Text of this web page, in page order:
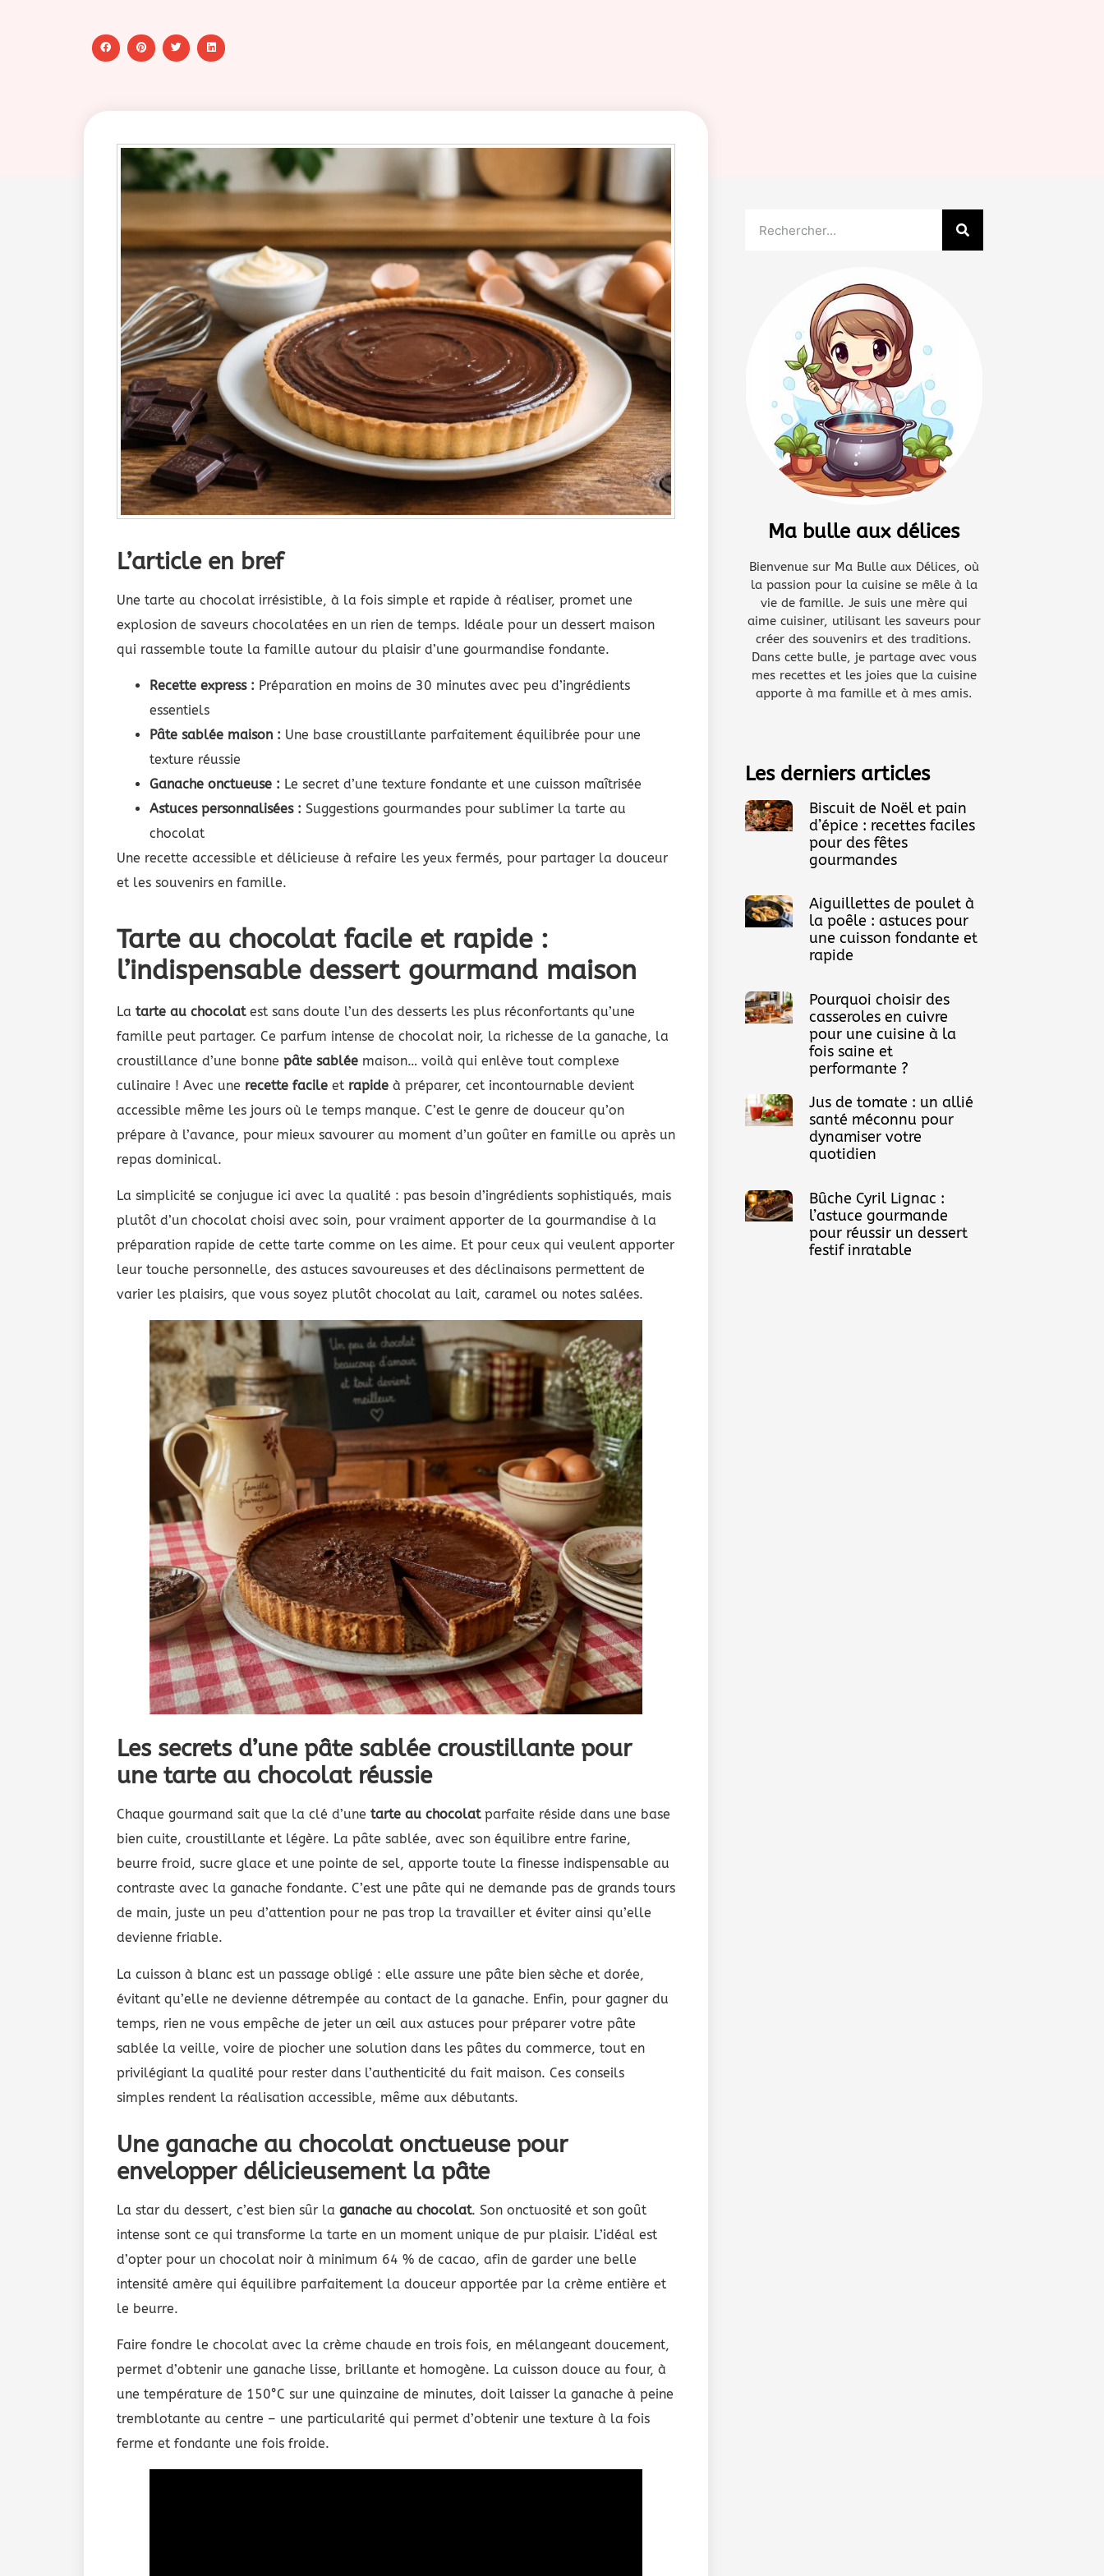
L’article en bref
Une tarte au chocolat irrésistible, à la fois simple et rapide à réaliser, promet une
explosion de saveurs chocolatées en un rien de temps. Idéale pour un dessert maison
qui rassemble toute la famille autour du plaisir d’une gourmandise fondante.
Recette express : Préparation en moins de 30 minutes avec peu d’ingrédients
essentiels
Pâte sablée maison : Une base croustillante parfaitement équilibrée pour une
texture réussie
Ganache onctueuse : Le secret d’une texture fondante et une cuisson maîtrisée
Astuces personnalisées : Suggestions gourmandes pour sublimer la tarte au
chocolat
Une recette accessible et délicieuse à refaire les yeux fermés, pour partager la douceur
et les souvenirs en famille.
Tarte au chocolat facile et rapide :
l’indispensable dessert gourmand maison
La tarte au chocolatest sans doute l’un des desserts les plus réconfortants qu’une
famille peut partager. Ce parfum intense de chocolat noir, la richesse de la ganache, la
croustillance d’une bonne pâte sablée maison… voilà qui enlève tout complexe
culinaire ! Avec une recette facile et rapide à préparer, cet incontournable devient
accessible même les jours où le temps manque. C’est le genre de douceur qu’on
prépare à l’avance, pour mieux savourer au moment d’un goûter en famille ou après un
repas dominical.
La simplicité se conjugue ici avec la qualité : pas besoin d’ingrédients sophistiqués, mais
plutôt d’un chocolat choisi avec soin, pour vraiment apporter de la gourmandise à la
préparation rapide de cette tarte comme on les aime. Et pour ceux qui veulent apporter
leur touche personnelle, des astuces savoureuses et des déclinaisons permettent de
varier les plaisirs, que vous soyez plutôt chocolat au lait, caramel ou notes salées.
Les secrets d’une pâte sablée croustillante pour
une tarte au chocolat réussie
Chaque gourmand sait que la clé d’une tarte au chocolatparfaite réside dans une base
bien cuite, croustillante et légère. La pâte sablée, avec son équilibre entre farine,
beurre froid, sucre glace et une pointe de sel, apporte toute la finesse indispensable au
contraste avec la ganache fondante. C’est une pâte qui ne demande pas de grands tours
de main, juste un peu d’attention pour ne pas trop la travailler et éviter ainsi qu’elle
devienne friable.
La cuisson à blanc est un passage obligé : elle assure une pâte bien sèche et dorée,
évitant qu’elle ne devienne détrempée au contact de la ganache. Enfin, pour gagner du
temps, rien ne vous empêche de jeter un œil aux astuces pour préparer votre pâte
sablée la veille, voire de piocher une solution dans les pâtes du commerce, tout en
privilégiant la qualité pour rester dans l’authenticité du fait maison. Ces conseils
simples rendent la réalisation accessible, même aux débutants.
Une ganache au chocolat onctueuse pour
envelopper délicieusement la pâte
La star du dessert, c’est bien sûr la ganache au chocolat. Son onctuosité et son goût
intense sont ce qui transforme la tarte en un moment unique de pur plaisir. L’idéal est
d’opter pour un chocolat noir à minimum 64 % de cacao, afin de garder une belle
intensité amère qui équilibre parfaitement la douceur apportée par la crème entière et
le beurre.
Faire fondre le chocolat avec la crème chaude en trois fois, en mélangeant doucement,
permet d’obtenir une ganache lisse, brillante et homogène. La cuisson douce au four, à
une température de 150°C sur une quinzaine de minutes, doit laisser la ganache à peine
tremblotante au centre – une particularité qui permet d’obtenir une texture à la fois
ferme et fondante une fois froide.
Ma bulle aux délices
Bienvenue sur Ma Bulle aux Délices, où
la passion pour la cuisine se mêle à la
vie de famille. Je suis une mère qui
aime cuisiner, utilisant les saveurs pour
créer des souvenirs et des traditions.
Dans cette bulle, je partage avec vous
mes recettes et les joies que la cuisine
apporte à ma famille et à mes amis.
Les derniers articles
Biscuit de Noël et pain
d’épice : recettes faciles
pour des fêtes
gourmandes
Aiguillettes de poulet à
la poêle : astuces pour
une cuisson fondante et
rapide
Pourquoi choisir des
casseroles en cuivre
pour une cuisine à la
fois saine et
performante ?
Jus de tomate : un allié
santé méconnu pour
dynamiser votre
quotidien
Bûche Cyril Lignac :
l’astuce gourmande
pour réussir un dessert
festif inratable